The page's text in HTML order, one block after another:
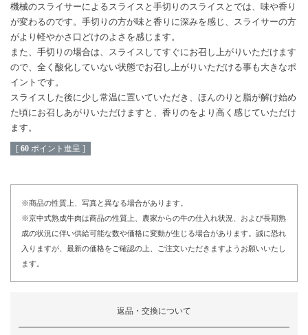
機械のスライサーによるスライスと手切りのスライスとでは、味や香り
が変わるのです。手切りの方が味と香りに深みを感じ、スライサーの方
がより軽やかさ口どけのよさを感じます。
また、手切りの場合は、スライスしてすぐにお召し上がりいただけます
ので、全く酸化していない状態でお召し上がりいただける事も大きなポ
イントです。
スライスした後に少し常温に置いていただき、ほんのりと脂が解け始め
た頃にお召しあがりいただけますと、香りのをより高く感じていただけ
ます。
[ 60 ポイント進呈 ]
※商品の性質上、写真と異なる場合があります。
※京中式熟成牛肉は商品の性質上、農家からの牛の仕入れ状況、および長期熟
成の状況に伴い供給可能な数や価格に変動が生じる場合があります。誠に恐れ
入りますが、最新の価格をご確認の上、ご注文いただきますようお願いいたし
ます。
返品・交換について